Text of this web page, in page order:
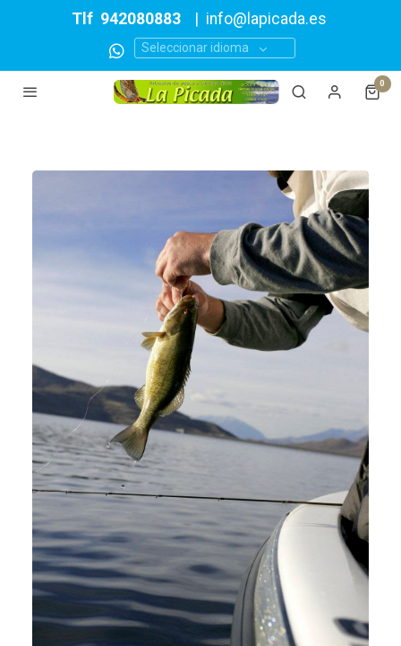
Tlf 942080883 info@lapicada.es
Seleccionar idioma
0